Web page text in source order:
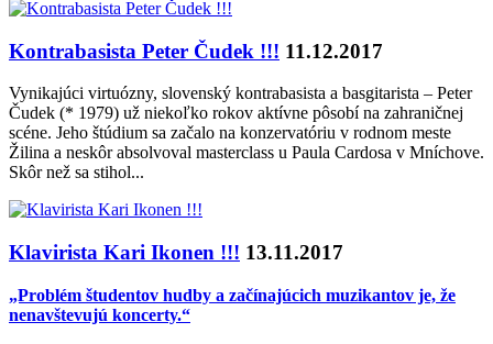
Kontrabasista Peter Čudek !!! 11.12.2017
Vynikajúci virtuózny, slovenský kontrabasista a basgitarista – Peter
Čudek (* 1979) už niekoľko rokov aktívne pôsobí na zahraničnej
scéne. Jeho štúdium sa začalo na konzervatóriu v rodnom meste
Žilina a neskôr absolvoval masterclass u Paula Cardosa v Mníchove.
Skôr než sa stihol...
Klavirista Kari Ikonen !!! 13.11.2017
„Problém študentov hudby a začínajúcich muzikantov je, že
nenavštevujú koncerty.“